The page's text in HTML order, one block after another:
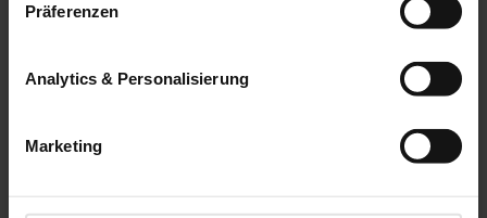
Präferenzen
Analytics & Personalisierung
Marketing
Mehr erfahren